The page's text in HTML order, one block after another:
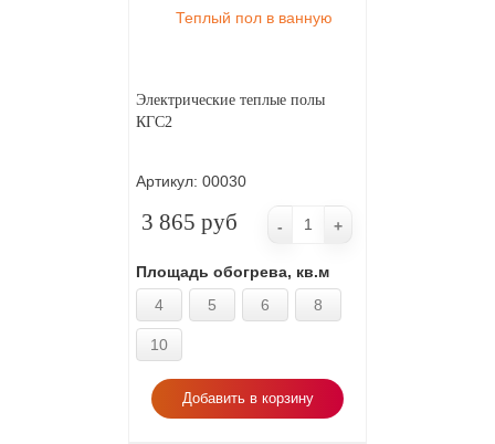
Теплый пол в ванную
Электрические теплые полы
КГС2
Артикул: 00030
3 865 руб
Площадь обогрева, кв.м
4
5 6 8
10
- +
Добавить в корзину